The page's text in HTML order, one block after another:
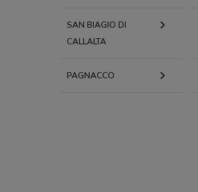
SAN BIAGIO DI
CALLALTA
PAGNACCO